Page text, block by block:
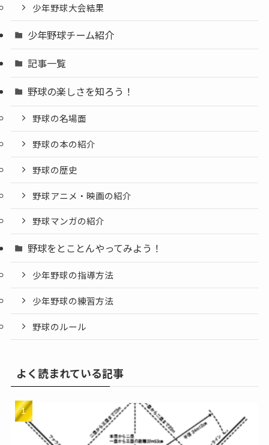
少年野球大会結果
少年野球チーム紹介
記事一覧
野球の楽しさを知ろう！
野球の名場面
野球の本の紹介
野球の歴史
野球アニメ・映画の紹介
野球マンガの紹介
野球をとことんやってみよう！
少年野球の指導方法
少年野球の練習方法
野球のルール
よく読まれている記事